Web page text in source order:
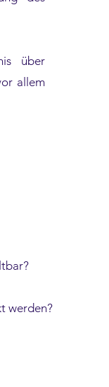
über
allem
werden?